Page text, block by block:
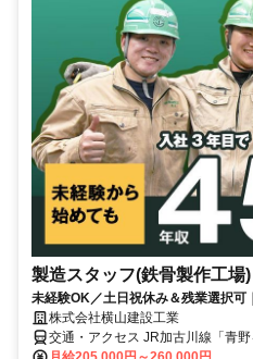
製造スタッフ(鉄骨製作工場)
未経験OK／土日祝休み＆残業選択可
株式会社横山建設工業
交通・アクセス JR加古川線「青